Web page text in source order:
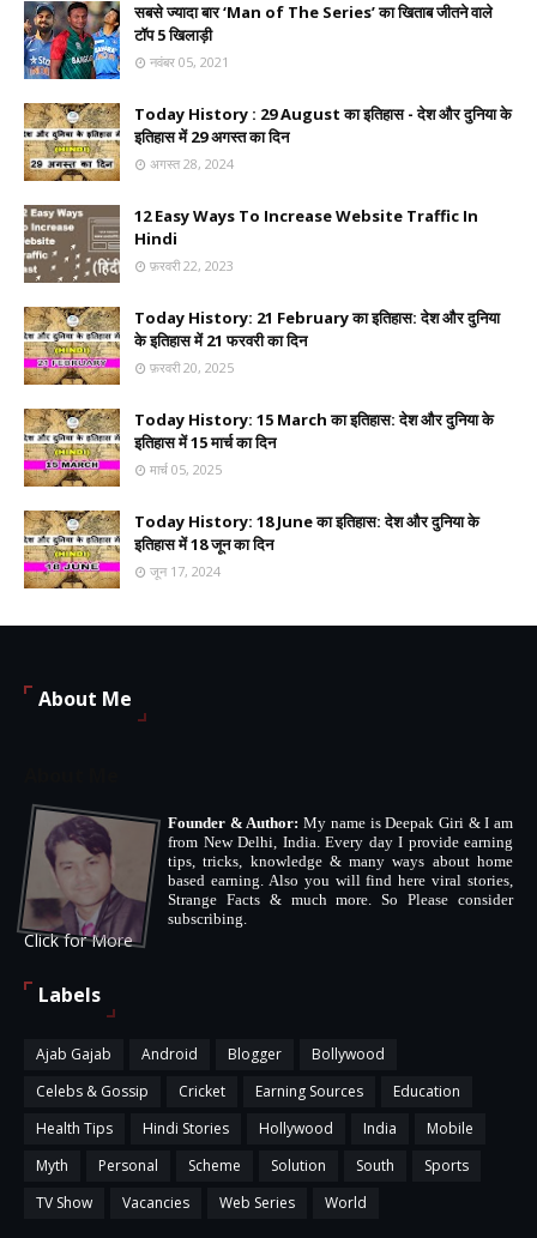
सबसे ज्यादा बार ‘Man of The Series’ का खिताब जीतने वाले
टॉप 5 खिलाड़ी
नवंबर 05, 2021
Today History : 29 August का इतिहास - देश और दुनिया के
इतिहास में 29 अगस्त का दिन
अगस्त 28, 2024
12 Easy Ways To Increase Website Traffic In
Hindi
फ़रवरी 22, 2023
Today History: 21 February का इतिहास: देश और दुनिया
के इतिहास में 21 फरवरी का दिन
फ़रवरी 20, 2025
Today History: 15 March का इतिहास: देश और दुनिया के
इतिहास में 15 मार्च का दिन
मार्च 05, 2025
Today History: 18 June का इतिहास: देश और दुनिया के
इतिहास में 18 जून का दिन
जून 17, 2024
About Me
Founder & Author: My name is Deepak Giri & I am
from New Delhi, India. Every day I provide earning
tips, tricks, knowledge & many ways about home
based earning. Also you will find here viral stories,
Strange Facts & much more. So Please consider
subscribing.
Click for More
Labels
Ajab Gajab Android Blogger
Bollywood
Celebs & Gossip
Cricket Earning Sources
Education
Health Tips
Hindi Stories Hollywood India
Mobile
Myth
Personal Scheme Solution South
Sports
TV Show
Vacancies Web Series World